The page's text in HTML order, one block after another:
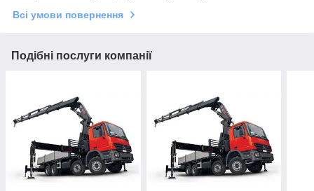
Всі умови повернення
Подібні послуги компанії